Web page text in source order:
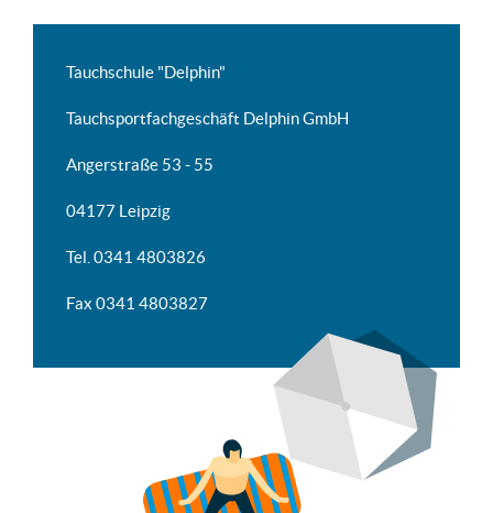
Tauchschule "Delphin"
Tauchsportfachgeschäft Delphin GmbH
Angerstraße 53 - 55
04177 Leipzig
Tel. 0341 4803826
Fax 0341 4803827